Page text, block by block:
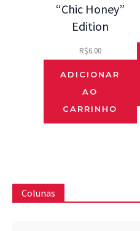
“Chic Honey”
Edition
R$6.00
ADICIONAR
AO
CARRINHO
Colunas